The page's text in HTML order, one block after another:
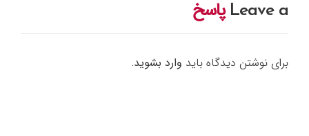
Leave a پاسخ
برای نوشتن دیدگاه باید وارد بشوید.